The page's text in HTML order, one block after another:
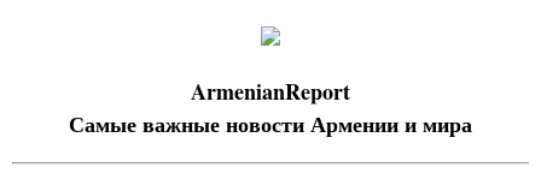
ArmenianReport
Самые важные новости Армении и мира